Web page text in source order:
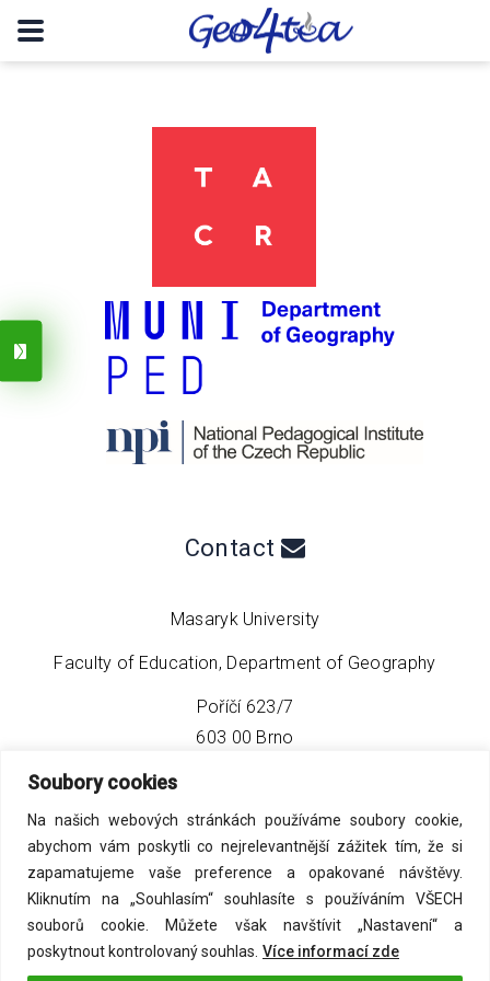
Soubory cookies
Na našich webových stránkách používáme soubory cookie,
abychom vám poskytli co nejrelevantnější zážitek tím, že si
zapamatujeme vaše preference a opakované návštěvy.
Kliknutím na „Souhlasím“ souhlasíte s používáním VŠECH
souborů cookie. Můžete však navštívit „Nastavení“ a
poskytnout kontrolovaný souhlas. Více informací zde
Contact
Masaryk University
Faculty of Education, Department of Geography
Poříčí 623/7
603 00 Brno
phone:
email:info@geo4tea.com